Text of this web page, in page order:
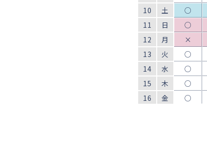
10
土 ○
11
日 ○
12
月 ×
13
火 ○
14
水 ○
15
木 ○
16
金 ○